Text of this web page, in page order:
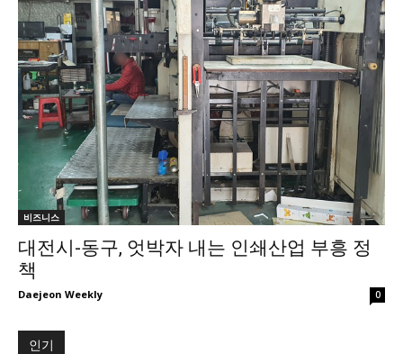
비즈니스
대전시-동구, 엇박자 내는 인쇄산업 부흥 정
책
Daejeon Weekly 0
인기